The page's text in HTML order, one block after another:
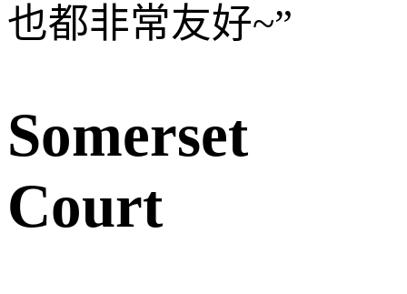
也都非常友好~”
Somerset
Court